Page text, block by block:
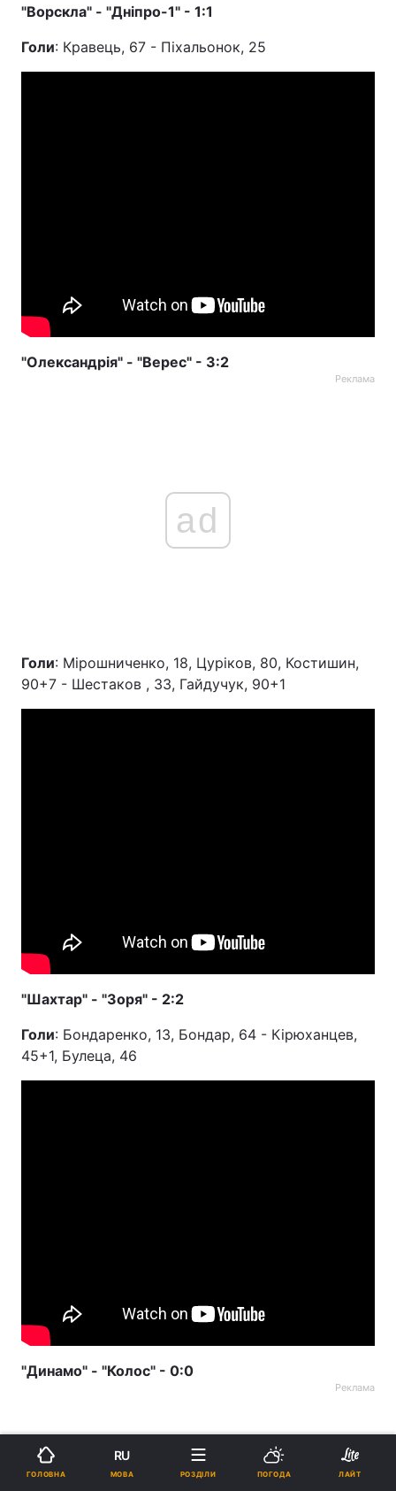
"Ворскла" - "Дніпро-1" - 1:1
Голи: Кравець, 67 - Піхальонок, 25
"Олександрія" - "Верес" - 3:2
Реклама
ad
Голи: Мірошниченко, 18, Цуріков, 80, Костишин,
90+7 - Шестаков , 33, Гайдучук, 90+1
"Шахтар" - "Зоря" - 2:2
Голи: Бондаренко, 13, Бондар, 64 - Кірюханцев,
45+1, Булеца, 46
"Динамо" - "Колос" - 0:0
Реклама
ГОЛОВНА
RU
МОВА РОЗДІЛИ ПОГОДА ЛАЙТ